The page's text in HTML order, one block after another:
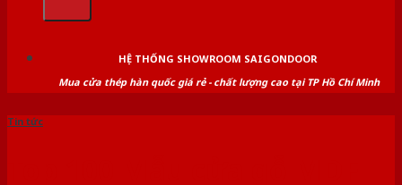
HỆ THỐNG SHOWROOM SAIGONDOOR
Mua cửa thép hàn quốc giá rẻ - chất lượng cao tại TP Hồ Chí Minh
Tin tức